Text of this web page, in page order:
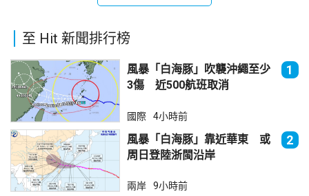
至 Hit 新聞排行榜
風暴「白海豚」吹襲沖繩至少
3傷 近500航班取消
1
國際 4小時前
風暴「白海豚」靠近華東 或
周日登陸浙閩沿岸
2
兩岸 9小時前